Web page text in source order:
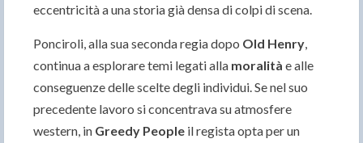
eccentricità a una storia già densa di colpi di scena.
Ponciroli, alla sua seconda regia dopo Old Henry,
continua a esplorare temi legati alla moralità e alle
conseguenze delle scelte degli individui. Se nel suo
precedente lavoro si concentrava su atmosfere
western, in Greedy People il regista opta per un